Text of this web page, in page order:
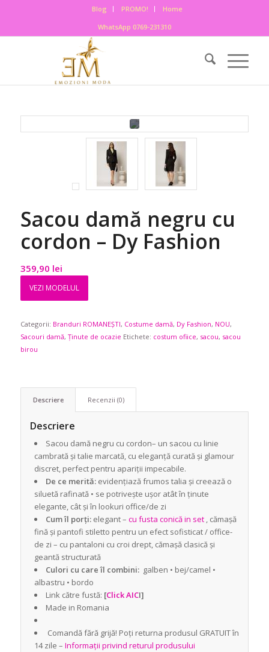
Blog PROMO!
Home
WhatsApp 0769-231310
Sacou damă negru cu
cordon – Dy Fashion
359,90 lei
VEZI MODELUL
Categorii: Branduri ROMANEȘTI, Costume damă, Dy Fashion, NOU,
Sacouri damă, Ținute de ocazie Etichete: costum ofiice, sacou, sacou
birou
Descriere Recenzii (0)
Descriere
Sacou damă negru cu cordon– un sacou cu linie
cambrată și talie marcată, cu eleganță curată și glamour
discret, perfect pentru apariții impecabile.
De ce merită:evidențiază frumos talia și creează o
siluetă rafinată • se potrivește ușor atât în ținute
elegante, cât și în lookuri office/de zi
Cum îl porți:elegant – cu fusta conică in set , cămașă
fină și pantofi stiletto pentru un efect sofisticat / office-
de zi – cu pantaloni cu croi drept, cămașă clasică și
geantă structurată
Culori cu care îl combini: galben • bej/camel •
albastru • bordo
Link către fustă: [Click AICI]
Made in Romania
Comandă fără grijă! Poți returna produsul GRATUIT în
14 zile – Informații privind returul produsului